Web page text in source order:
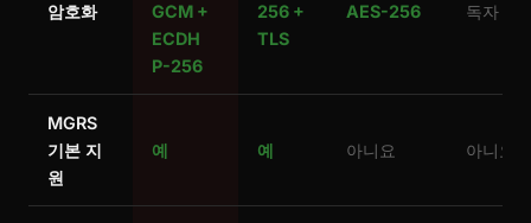
암호화
GCM +
ECDH
P-256
256 +
TLS
AES-256 독자 방
MGRS
기본 지
원
예 예 아니요 아니요